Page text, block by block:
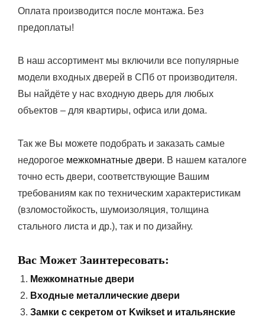
Оплата производится после монтажа. Без
предоплаты!
В наш ассортимент мы включили все популярные
модели входных дверей в СПб от производителя.
Вы найдёте у нас входную дверь для любых
объектов – для квартиры, офиса или дома.
Так же Вы можете подобрать и заказать самые
недорогое межкомнатные двери. В нашем каталоге
точно есть двери, соответствующие Вашим
требованиям как по техническим характеристикам
(взломостойкость, шумоизоляция, толщина
стального листа и др.), так и по дизайну.
Вас Может Заинтересовать:
Межкомнатные двери
Входные металлические двери
Замки с секретом от Kwikset и итальянские